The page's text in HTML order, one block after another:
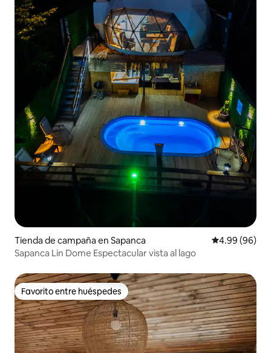
Tienda de campaña en Sapanca Calificación
4.99 (96)
Sapanca Lin Dome Espectacular vista al lago
Favorito entre huéspedes
Favorito entre huéspedes